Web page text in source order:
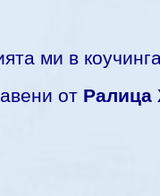
ми в
от Ралица